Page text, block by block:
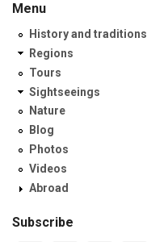
Menu
History and traditions
Regions
Tours
Sightseeings
Nature
Blog
Photos
Videos
Abroad
Subscribe